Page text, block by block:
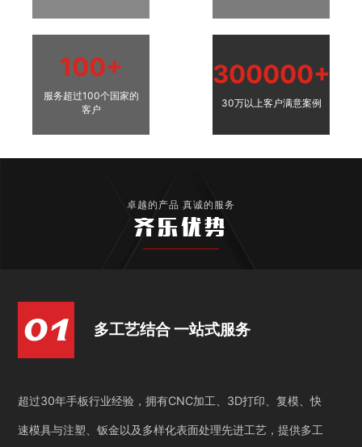
100+
服务超过100个国家的
客户
300000+
30万以上客户满意案例
卓越的产品 真诚的服务
齐乐优势
多工艺结合 一站式服务
超过30年手板行业经验，拥有CNC加工、3D打印、复模、快
速模具与注塑、钣金以及多样化表面处理先进工艺，提供多工